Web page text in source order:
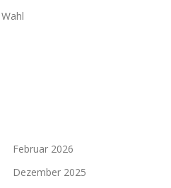
Wahl
Februar 2026
Dezember 2025